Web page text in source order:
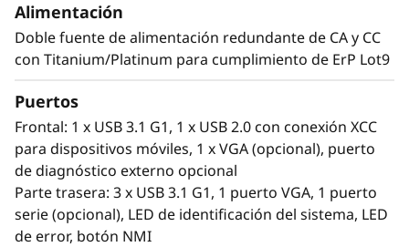
Los requisitos de sus datos son exclusivos de
su empresa y por eso necesita una
infraestructura que tenga flexibilidad para
Con el SR645 V3 puede elegir entre unidades
SAS/SATA, NVMe y EDSFF en formato AnyBay™
intercambiable en caliente para una rápida
personalización. Puede elegir entre PCIe 4.0 y
5.0 para cumplir los objetivos de velocidad y
presupuesto de su infraestructura y puede
Alimentación
Doble fuente de alimentación redundante de CA y CC
con Titanium/Platinum para cumplimiento de ErP Lot9
Puertos
Frontal: 1 x USB 3.1 G1, 1 x USB 2.0 con conexión XCC
para dispositivos móviles, 1 x VGA (opcional), puerto
de diagnóstico externo opcional
Parte trasera: 3 x USB 3.1 G1, 1 puerto VGA, 1 puerto
serie (opcional), LED de identificación del sistema, LED
de error, botón NMI